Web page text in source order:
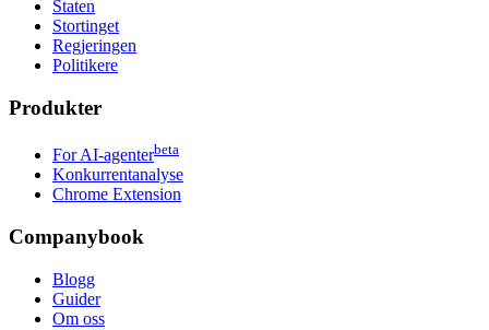
Staten
Stortinget
Regjeringen
Politikere
Produkter
For AI-agenterbeta
Konkurrentanalyse
Chrome Extension
Companybook
Blogg
Guider
Om oss